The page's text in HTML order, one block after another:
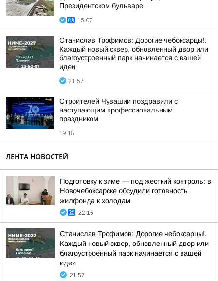
Президентском бульваре
15:07
Станислав Трофимов: Дорогие чебоксарцы!.
Каждый новый сквер, обновленный двор или
благоустроенный парк начинается с вашей
идеи
21:57
Строителей Чувашии поздравили с
наступающим профессиональным
праздником
19:18
ЛЕНТА НОВОСТЕЙ
Подготовку к зиме — под жесткий контроль: в
Новочебоксарске обсудили готовность
жилфонда к холодам
22:15
Станислав Трофимов: Дорогие чебоксарцы!.
Каждый новый сквер, обновленный двор или
благоустроенный парк начинается с вашей
идеи
21:57